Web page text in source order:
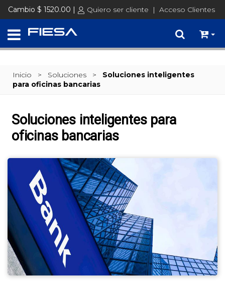
Cambio $ 1520.00 | Quiero ser cliente | Acceso Clientes
Inicio > Soluciones > Soluciones inteligentes
para oficinas bancarias
Soluciones inteligentes para
oficinas bancarias